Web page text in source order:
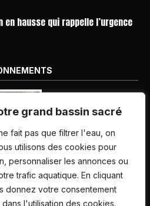
grand bassin sacré
fait pas que filtrer l'eau, on
utilisons des cookies pour
personnaliser les annonces ou
trafic aquatique. En cliquant
donnez votre consentement
l'utilisation des cookies.
en hausse qui rappelle l’urgence
parutions
magazine